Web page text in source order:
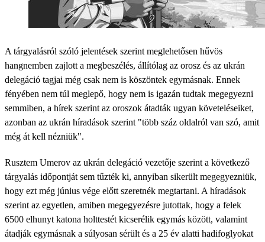
A tárgyalásról szóló jelentések szerint meglehetősen hűvös
hangnemben zajlott a megbeszélés, állítólag az orosz és az ukrán
delegáció tagjai még csak nem is köszöntek egymásnak. Ennek
fényében nem túl meglepő, hogy nem is igazán tudtak megegyezni
semmiben, a hírek szerint az oroszok átadták ugyan követeléseiket,
azonban az ukrán híradások szerint "több száz oldalról van szó, amit
még át kell nézniük".
Rusztem Umerov az ukrán delegáció vezetője szerint a következő
tárgyalás időpontját sem tűzték ki, annyiban sikerült megegyezniük,
hogy ezt még június vége előtt szeretnék megtartani. A híradások
szerint az egyetlen, amiben megegyezésre jutottak, hogy a felek
6500 elhunyt katona holttestét kicserélik egymás között, valamint
átadják egymásnak a súlyosan sérült és a 25 év alatti hadifoglyokat